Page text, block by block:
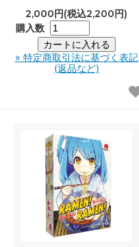
2,000円(税込2,200円)
購入数
» 特定商取引法に基づく表記
(返品など)